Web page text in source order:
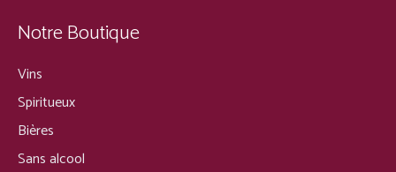
Notre Boutique
Vins
Spiritueux
Bières
Sans alcool